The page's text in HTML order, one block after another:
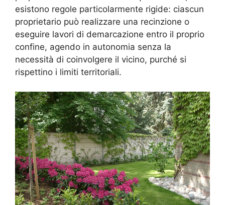
esistono regole particolarmente rigide: ciascun
proprietario può realizzare una recinzione o
eseguire lavori di demarcazione entro il proprio
confine, agendo in autonomia senza la
necessità di coinvolgere il vicino, purché si
rispettino i limiti territoriali.